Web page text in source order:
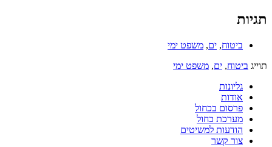
תגיות
ביטוח, ים, משפט ימי
תוייג ביטוח, ים, משפט ימי
גליונות
אודות
פרסום בכחול
מערכת כחול
הודעות למשיטים
צור קשר